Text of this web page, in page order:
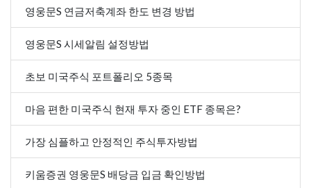
영웅문S 연금저축계좌 한도 변경 방법
영웅문S 시세알림 설정방법
초보 미국주식 포트폴리오 5종목
마음 편한 미국주식 현재 투자 중인 ETF 종목은?
가장 심플하고 안정적인 주식투자방법
키움증권 영웅문S 배당금 입금 확인방법